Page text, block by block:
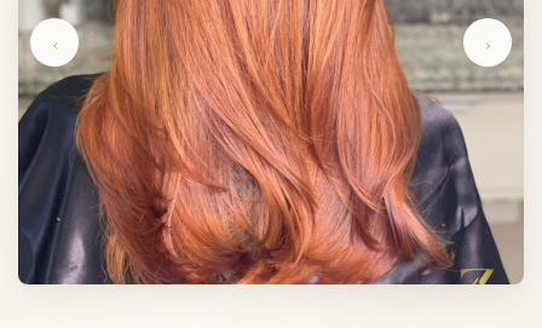
‹ ›